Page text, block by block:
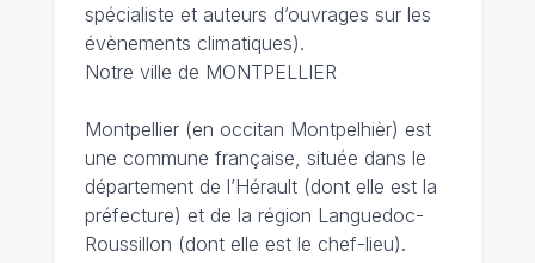
spécialiste et auteurs d’ouvrages sur les
évènements climatiques).
Notre ville de MONTPELLIER
Montpellier (en occitan Montpelhièr) est
une commune française, située dans le
département de l’Hérault (dont elle est la
préfecture) et de la région Languedoc-
Roussillon (dont elle est le chef-lieu).